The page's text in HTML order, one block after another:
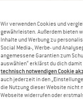
Wir verwenden Cookies und
gewährleisten. Außerdem bieten
Inhalte und Werbung zu
Social Media-, Werbe- und
angemessene Garantien zum
auswählen“ erklärst du dich
technisch notwendigen Cookie
auch jederzeit in den
die Nutzung dieser Website nicht
Webseite widerrufen oder